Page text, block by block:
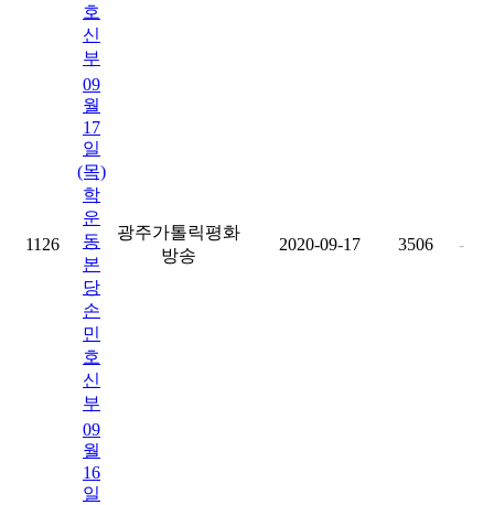
호
신
부
1126
09
월
17
일
(목)
학
운
동
본
당
손
민
호
신
부
광주가톨릭평화
방송
2020-09-17 3506 -
09
월
16
일